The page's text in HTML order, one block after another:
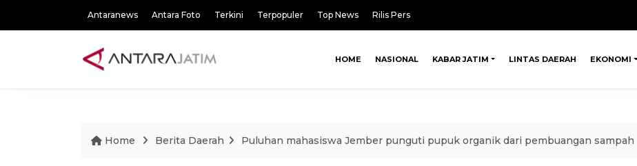
Antaranews Antara Foto Terkini Terpopuler Top News Rilis Pers
HOME NASIONAL KABAR JATIM LINTAS DAERAH EKONOMI
Home Berita Daerah Puluhan mahasiswa Jember punguti pupuk organik dari pembuangan sampah